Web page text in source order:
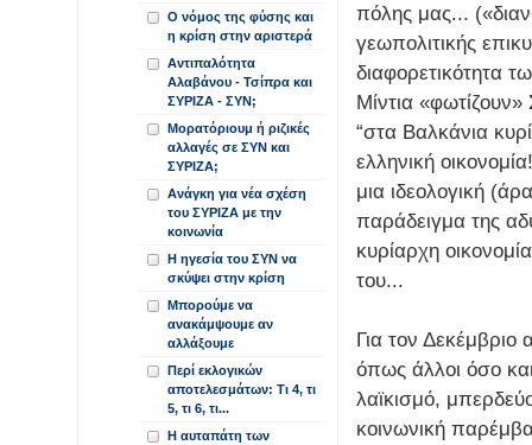
πόλης μας...
γεωπολιτικής
διαφορετικότητα
Μίντια
“στα Βαλκάνια
ελληνική
μια ιδεολογική
παράδειγμα της
κυρίαρχη
του...
Για τον Δεκέμβριο
όπως άλλοι όσο
λαϊκισμό,
κοινωνική
Ο νόμος της φύσης και
η κρίση στην αριστερά
Αντιπαλότητα
Αλαβάνου - Τσίπρα και
ΣΥΡΙΖΑ - ΣΥΝ;
Μορατόριουμ ή ριζικές
αλλαγές σε ΣΥΝ και
ΣΥΡΙΖΑ;
Ανάγκη για νέα σχέση
του ΣΥΡΙΖΑ με την
κοινωνία
Η ηγεσία του ΣΥΝ να
σκύψει στην κρίση
Μπορούμε να
ανακάμψουμε αν
αλλάξουμε
Περί εκλογικών
αποτελεσμάτων: Τι 4, τι
5, τι 6, τι...
Η αυταπάτη των